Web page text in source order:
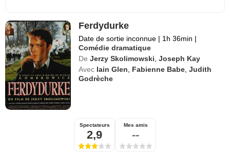
Ferdydurke
Date de sortie inconnue | 1h 36min |
Comédie dramatique
De Jerzy Skolimowski ,Joseph Kay
Avec Iain Glen Fabienne Babe ,Judith
Godrèche
Spectateurs
2,9
Mes amis
--